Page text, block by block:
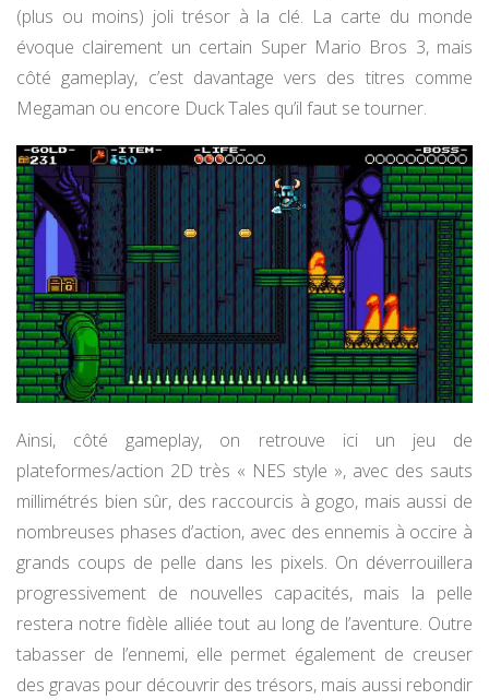
(plus ou moins) joli trésor à la clé. La carte du monde
évoque clairement un certain Super Mario Bros 3, mais
côté gameplay, c’est davantage vers des titres comme
Megaman ou encore Duck Tales qu’il faut se tourner.
Ainsi, côté gameplay, on retrouve ici un jeu de
plateformes/action 2D très « NES style », avec des sauts
millimétrés bien sûr, des raccourcis à gogo, mais aussi de
nombreuses phases d’action, avec des ennemis à occire à
grands coups de pelle dans les pixels. On déverrouillera
progressivement de nouvelles capacités, mais la pelle
restera notre fidèle alliée tout au long de l’aventure. Outre
tabasser de l’ennemi, elle permet également de creuser
des gravas pour découvrir des trésors, mais aussi rebondir